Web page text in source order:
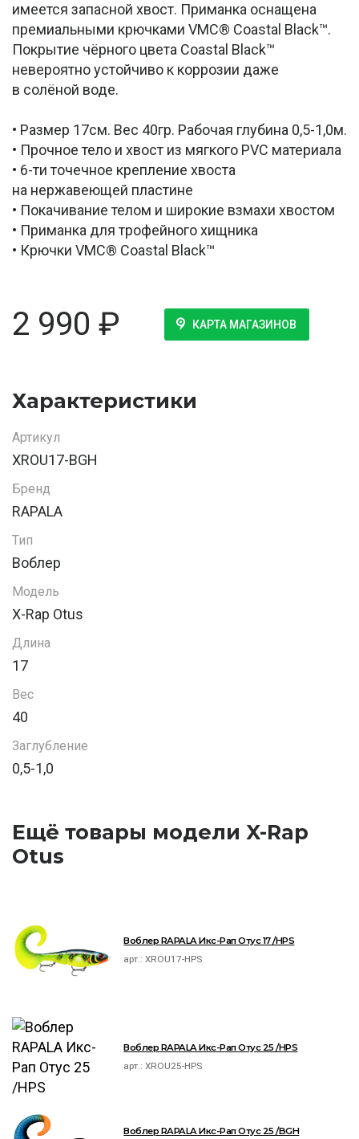
имеется запасной хвост. Приманка оснащена
премиальными крючками VMC® Coastal Black™.
Покрытие чёрного цвета Coastal Black™
невероятно устойчиво к коррозии даже
в солёной воде.
• Размер 17см. Вес 40гр. Рабочая глубина 0,5-1,0м.
• Прочное тело и хвост из мягкого PVC материала
• 6-ти точечное крепление хвоста
на нержавеющей пластине
• Покачивание телом и широкие взмахи хвостом
• Приманка для трофейного хищника
• Крючки VMC® Coastal Black™
2 990 ₽ КАРТА МАГАЗИНОВ
Характеристики
Артикул
XROU17-BGH
Бренд
RAPALA
Тип
Воблер
Модель
X-Rap Otus
Длина
17
Вес
40
Заглубление
0,5-1,0
Ещё товары модели X-Rap
Otus
Воблер RAPALA Икс-Рап Отус 17 /HPS
арт.:XROU17-HPS
Воблер RAPALA Икс-Рап Отус 25 /HPS
арт.:XROU25-HPS
Воблер RAPALA Икс-Рап Отус 25 /BGH